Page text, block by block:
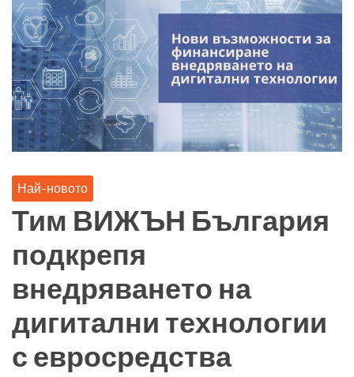
Най-новото
Тим ВИЖЪН България
подкрепя
внедряването на
дигитални технологии
с евросредства